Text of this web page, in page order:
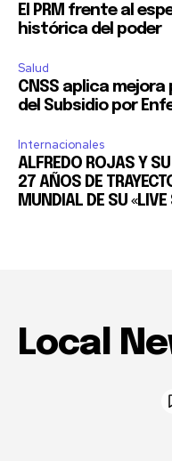
El PRM frente al
histórica del poder
Salud
CNSS aplica
del Subsidio por
Internacionales
ALFREDO ROJAS Y
27 AÑOS DE
MUNDIAL DE SU
Local